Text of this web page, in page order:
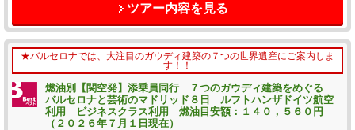
ツアー内容を見る
★バルセロナでは、大注目のガウディ建築の７つの世界遺産にご案内しま
す！！
燃油別【関空発】添乗員同行 ７つのガウディ建築をめぐる
バルセロナと芸術のマドリッド８日 ルフトハンザドイツ航空
利用 ビジネスクラス利用 燃油目安額：１４０，５６０円
（２０２６年７月１日現在）